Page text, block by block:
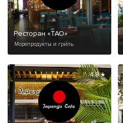
Ресторан «ТАО»
Морепродукты и гриль
4,8 ★